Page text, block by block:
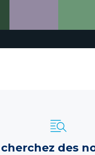
des